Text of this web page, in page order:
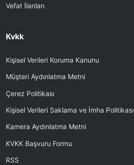
Vefat İlanları
Kvkk
Kişisel Verileri Koruma Kanunu
Müşteri Aydınlatma Metni
Çerez Politikası
Kişisel Verileri Saklama ve İmha Politikası
Kamera Aydınlatma Metni
KVKK Başvuru Formu
RSS